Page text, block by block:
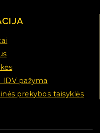
pažyma
prekybos taisyklės